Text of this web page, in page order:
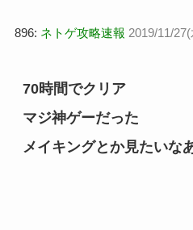
896: ネトゲ攻略速報 2019/11/
70時間でクリア
マジ神ゲーだった
メイキングとか見たいな